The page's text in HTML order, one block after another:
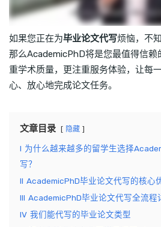
如果您正在为毕业论文代写烦恼，不
那么AcademicPhD将是您最值得信赖
重学术质量，更注重服务体验，让每
心、放心地完成论文任务。
文章目录 隐藏
I 为什么越来越多的留学生选择
写？
II AcademicPhD毕业论文代写的核心
III AcademicPhD毕业论文代写全流程
IV 我们能代写的毕业论文类型